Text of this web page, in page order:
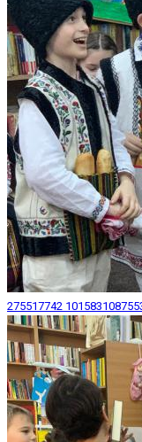
275517742